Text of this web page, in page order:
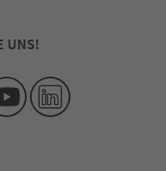
UNS!